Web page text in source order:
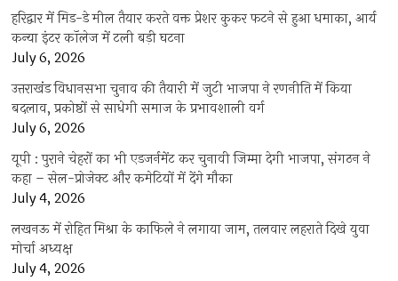
हरिद्वार में मिड-डे मील तैयार करते वक्त प्रेशर कुकर फटने से हुआ धमाका, आर्य
कन्या इंटर कॉलेज में टली बड़ी घटना
July 6, 2026
उत्तराखंंड विधानसभा चुनाव की तैयारी में जुटी भाजपा ने रणनीति में किया
बदलाव, प्रकोष्ठों से साधेगी समाज के प्रभावशाली वर्ग
July 6, 2026
यूपी : पुराने चेहरों का भी एडजर्नमेंट कर चुनावी जिम्मा देगी भाजपा, संगठन ने
कहा – सेल-प्रोजेक्ट और कमेटियों में देंगे मौका
July 4, 2026
लखनऊ में रोहित मिश्रा के काफिले ने लगाया जाम, तलवार लहराते दिखे युवा
मोर्चा अध्यक्ष
July 4, 2026